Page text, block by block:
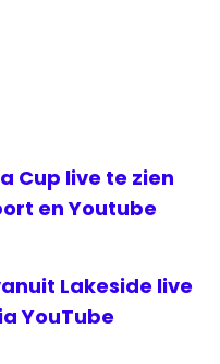
Cup live te zien
en Youtube
Lakeside live
YouTube